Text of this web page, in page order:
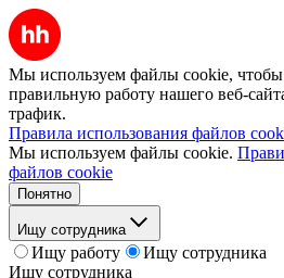
Мы используем файлы cookie, чтобы
правильную работу нашего веб-
трафик.
Правила использования файлов
Мы используем файлы cookie.
файлов cookie
Понятно
Ищу сотрудника
Ищу работу
Ищу сотрудника
Ищу сотрудника